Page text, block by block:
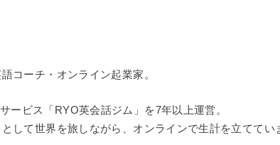
コーチ・オンライン起業家。
ービス「RYO英会話ジム」を7年以上運営。
して世界を旅しながら、オンラインで生計を立ててい